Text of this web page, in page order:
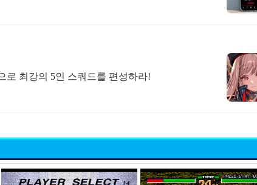
로 최강의 5인 스쿼드를 편성하라!